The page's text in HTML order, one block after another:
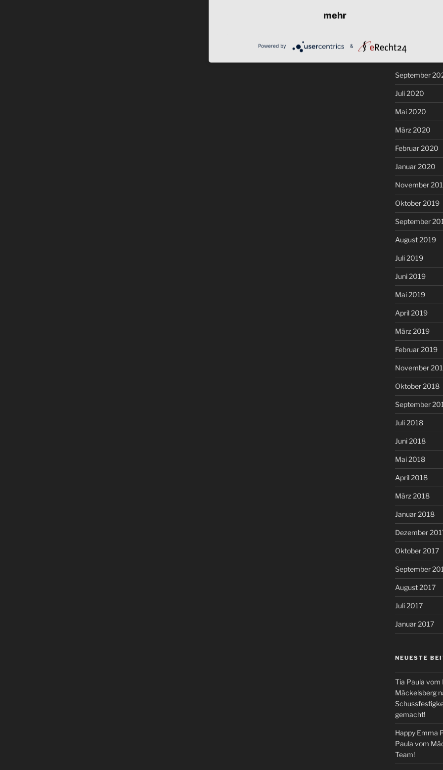
September
Juli 2020
Mai 2020
März 2020
Februar 2020
Januar 2020
November
Oktober 2019
September
August 2019
Juli 2019
Juni 2019
Mai 2019
April 2019
März 2019
Februar 2019
November
Oktober 2018
September
Juli 2018
Juni 2018
Mai 2018
April 2018
März 2018
Januar 2018
Dezember
Oktober 2017
September
August 2017
Juli 2017
Januar 2017
NEUESTE
Tia Paula vom
Mäckelsberg
gemacht!
Happy Emma
Paula vom
Team!
mehr
Powered by &